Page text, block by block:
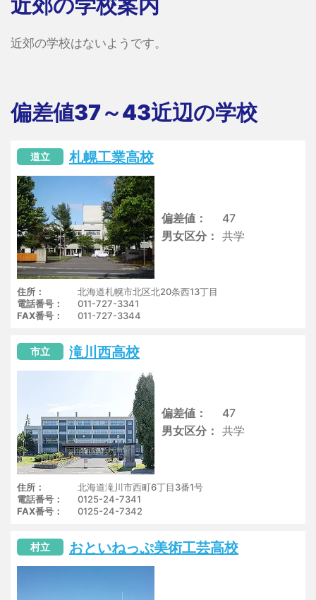
近郊の学校はないようです。
偏差値37～43近辺の学校
道立 札幌工業高校
偏差値
47
男女区分
共学
住所
北海道札幌市北区北20条西13丁目
電話番号
011-727-3341
FAX番号
011-727-3344
市立 滝川西高校
偏差値
47
男女区分
共学
住所
北海道滝川市西町6丁目3番1号
電話番号
0125-24-7341
FAX番号
0125-24-7342
村立 おといねっぷ美術工芸高校